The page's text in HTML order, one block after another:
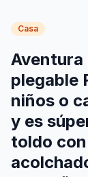
Casa
Aventura
plegable
niños o
y es
toldo